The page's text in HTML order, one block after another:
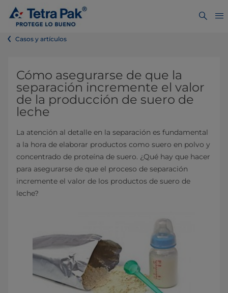
Casos y artículos
Cómo asegurarse de que la
separación incremente el valor
de la producción de suero de
leche
La atención al detalle en la separación es fundamental
a la hora de elaborar productos como suero en polvo y
concentrado de proteína de suero. ¿Qué hay que hacer
para asegurarse de que el proceso de separación
incremente el valor de los productos de suero de
leche?